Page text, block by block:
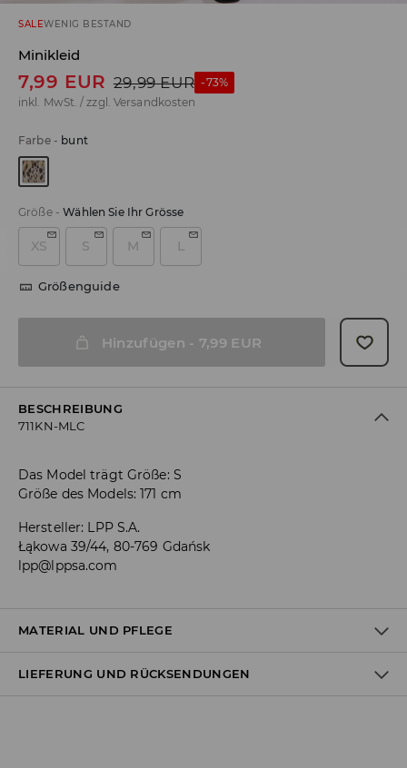
SALEWENIG BESTAND
Minikleid
7,99 EUR 29,99 EUR -73%
inkl. MwSt. / zzgl. Versandkosten
Farbe- bunt
Größe-Wählen Sie Ihr Grösse
XS S M L
Größenguide
Hinzufügen - 7,99 EUR
BESCHREIBUNG
711KN-MLC
Das Model trägt Größe: S
Größe des Models: 171 cm
Hersteller: LPP S.A.
Łąkowa 39/44, 80-769 Gdańsk
lpp@lppsa.com
MATERIAL UND PFLEGE
ERSTER STOFF: 97% POLYESTER, 3% ELASTHAN
ERSTES FUTTER: 100% POLYESTER
LIEFERUNG UND RÜCKSENDUNGEN